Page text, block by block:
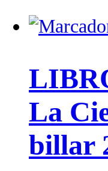
La
billar